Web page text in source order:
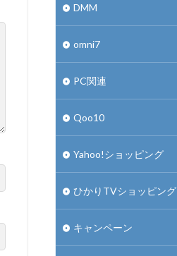
DMM
omni7
PC関連
Qoo10
Yahoo!ショッピング
ひかりTVショッピング
キャンペーン